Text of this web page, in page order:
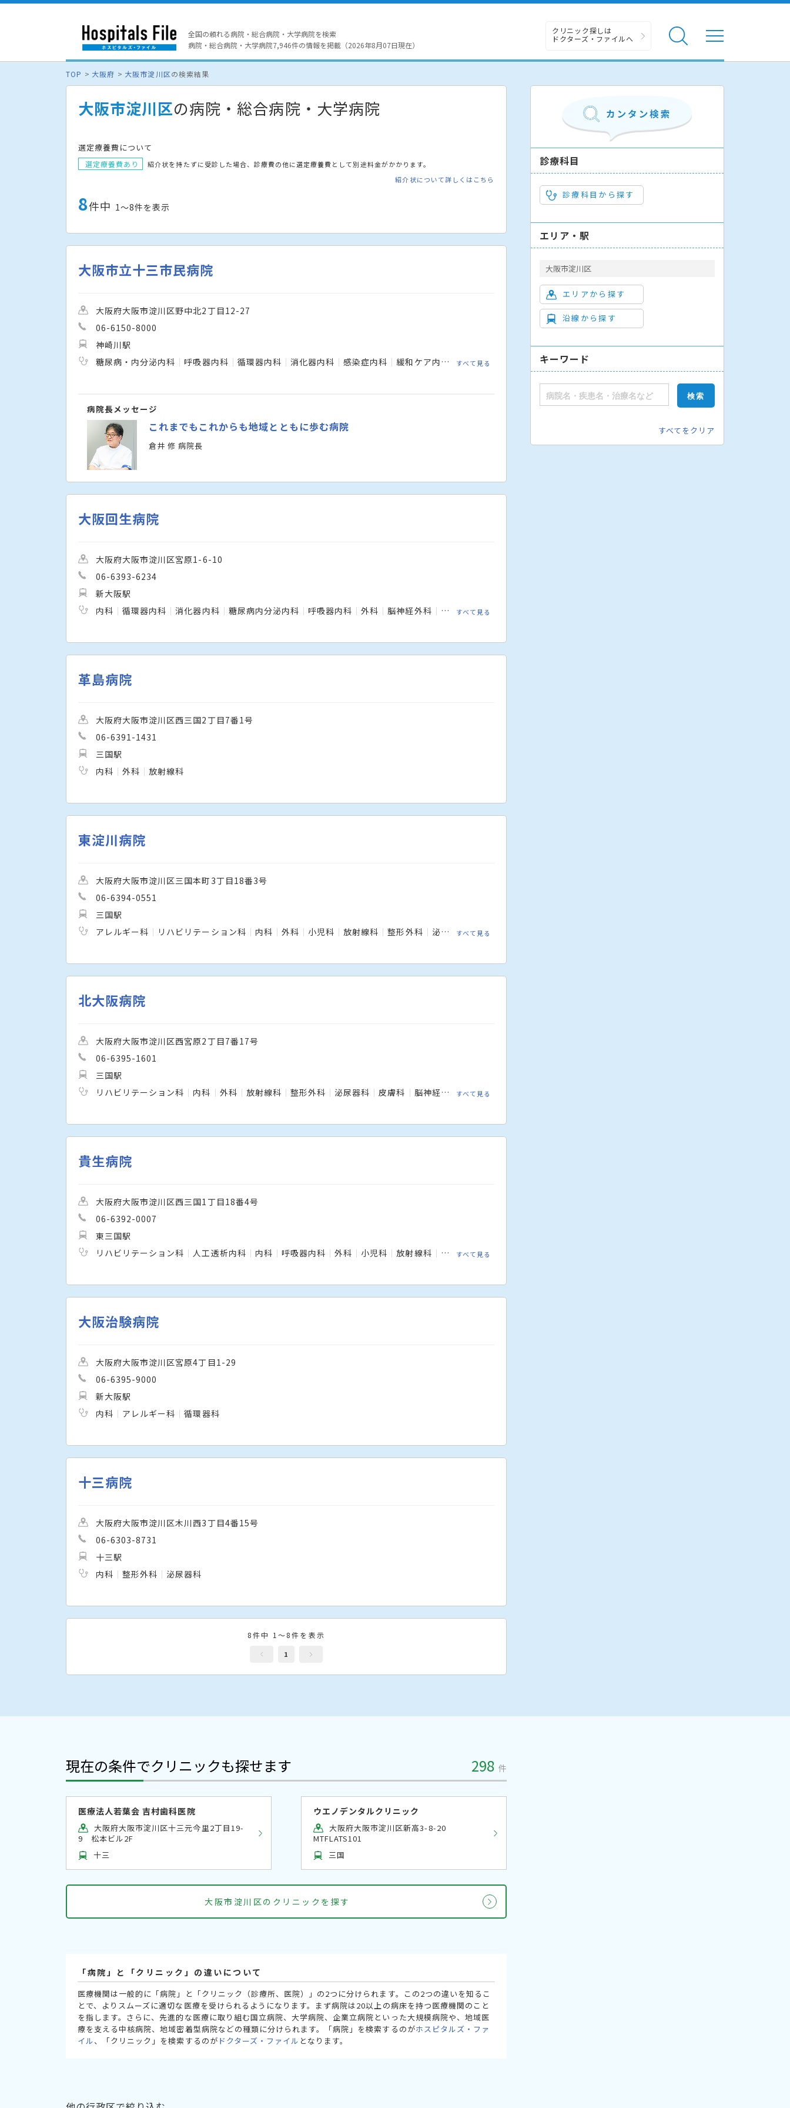
全国の頼れる病院・総合病院・大学病院を検索
病院・総合病院・大学病院7,946件の情報を掲載（2026年8月07日現在）
クリニック探しは
ドクターズ・ファイルへ
TOP 大阪府 大阪市淀川区の検索結果
大阪市淀川区の病院・総合病院・大学病院
選定療養費について
選定療養費あり
紹介状を持たずに受診した場合、診療費の他に選定療養費として別途料金がかかります。
紹介状について詳しくはこちら
8件中 1〜8件を表示
大阪市立十三市民病院
大阪府大阪市淀川区野中北2丁目12-27
06-6150-8000
神崎川駅
糖尿病・内分泌内科
呼吸器内科 循環器内科 消化器内科 感染症内科 緩和ケア内科 外科 消化器外科 整形外科 皮膚科
すべて見る
病院長メッセージ
これまでもこれからも地域とともに歩む病院
倉井 修 病院長
大阪回生病院
大阪府大阪市淀川区宮原1-6-10
06-6393-6234
新大阪駅
内科
循環器内科 消化器内科 糖尿病内分泌内科 呼吸器内科 外科 脳神経外科 整形外科 形成外科
すべて見る
革島病院
大阪府大阪市淀川区西三国2丁目7番1号
06-6391-1431
三国駅
内科
外科 放射線科
東淀川病院
大阪府大阪市淀川区三国本町3丁目18番3号
06-6394-0551
三国駅
アレルギー科
リハビリテーション科 内科 外科 小児科 放射線科 整形外科 泌尿器科 皮膚科
すべて見る
北大阪病院
大阪府大阪市淀川区西宮原2丁目7番17号
06-6395-1601
三国駅
リハビリテーション科
内科 外科 放射線科 整形外科 泌尿器科 皮膚科 脳神経外科 すべて見る
貴生病院
大阪府大阪市淀川区西三国1丁目18番4号
06-6392-0007
東三国駅
リハビリテーション科
人工透析内科 内科 呼吸器内科 外科 小児科 放射線科 整形外科 皮膚科
すべて見る
大阪治験病院
大阪府大阪市淀川区宮原4丁目1-29
06-6395-9000
新大阪駅
内科
アレルギー科 循環器科
十三病院
大阪府大阪市淀川区木川西3丁目4番15号
06-6303-8731
十三駅
内科
整形外科 泌尿器科
8件中 1～8件を表示
1
診療科目
診療科目から探す
エリア・駅
大阪市淀川区
エリアから探す
沿線から探す
キーワード
すべてをクリア
現在の条件でクリニックも探せます 298 件
医療法人若葉会 吉村歯科医院
大阪府大阪市淀川区十三元今里2丁目19-
9 松本ビル2F
十三
ウエノデンタルクリニック
大阪府大阪市淀川区新高3-8-20
MTFLATS101
三国
大阪市淀川区のクリニックを探す
「病院」と「クリニック」の違いについて
医療機関は一般的に「病院」と「クリニック（診療所、医院）」の2つに分けられます。この2つの違いを知るこ
とで、よりスムーズに適切な医療を受けられるようになります。まず病院は20以上の病床を持つ医療機関のこと
を指します。さらに、先進的な医療に取り組む国立病院、大学病院、企業立病院といった大規模病院や、地域医
療を支える中核病院、地域密着型病院などの種類に分けられます。「病院」を検索するのがホスピタルズ・ファ
イル、「クリニック」を検索するのが ドクターズ・ファイル となります。